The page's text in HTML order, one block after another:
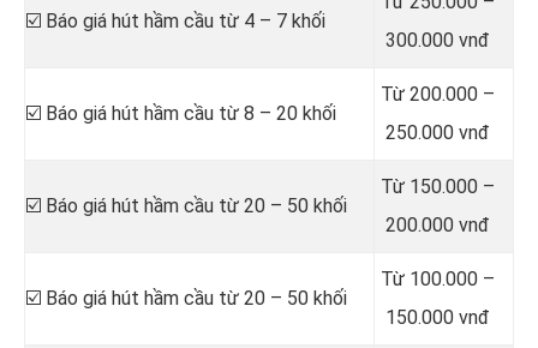
☑️ Báo giá hút hầm cầu từ 4 – 7 khối
300.000 vnđ
☑️ Báo giá hút hầm cầu từ 8 – 20 khối
Từ 200.000 –
250.000 vnđ
☑️ Báo giá hút hầm cầu từ 20 – 50 khối
Từ 150.000 –
200.000 vnđ
☑️ Báo giá hút hầm cầu từ 20 – 50 khối
Từ 100.000 –
150.000 vnđ